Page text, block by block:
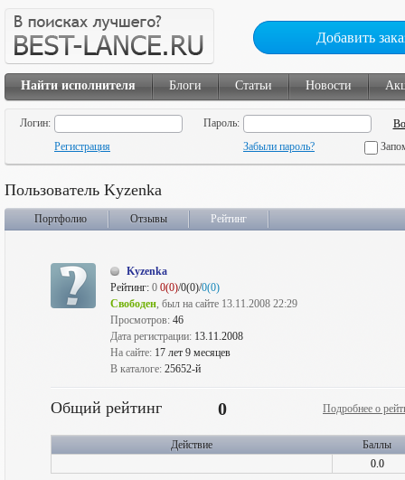
Добавить
Найти исполнителя Блоги Статьи Новости
Логин:
Пароль:
Регистрация
Забыли пароль?
Пользователь Kyzenka
Портфолио Отзывы Рейтинг
Kyzenka
Рейтинг: 0 0(0)/0(0)/0(0)
Свободен, был на сайте 13.11.2008 22:29
Просмотров: 46
Дата регистрации: 13.11.2008
На сайте: 17 лет 9 месяцев
В каталоге: 25652-й
Общий рейтинг 0 Подробнее о
Действие
Баллы
0.0